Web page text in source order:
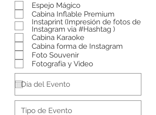
u
i
r
e
d
Espejo Mágico
Cabina Inflable Premium
Instaprint (Impresión de fotos de
Instagram via #Hashtag )
Cabina Karaoke
Cabina forma de Instagram
Foto Souvenir
Fotografía y Video